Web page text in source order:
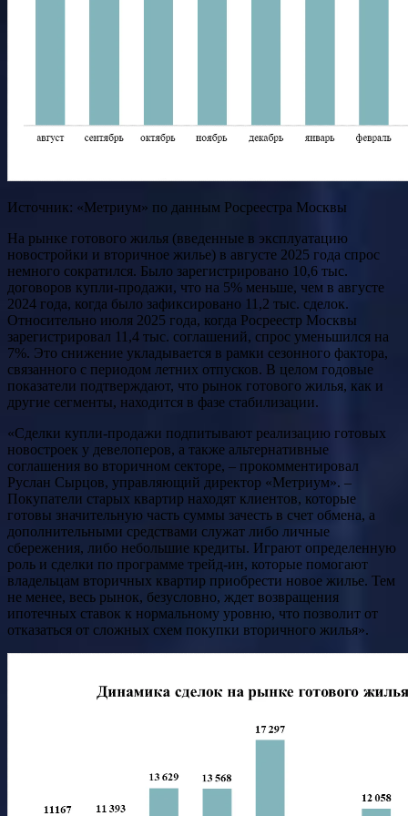
Источник: «Метриум» по данным Росреестра Москвы
На рынке готового жилья (введенные в эксплуатацию
новостройки и вторичное жилье) в августе 2025 года спрос
немного сократился. Было зарегистрировано 10,6 тыс.
договоров купли-продажи, что на 5% меньше, чем в августе
2024 года, когда было зафиксировано 11,2 тыс. сделок.
Относительно июля 2025 года, когда Росреестр Москвы
зарегистрировал 11,4 тыс. соглашений, спрос уменьшился на
7%. Это снижение укладывается в рамки сезонного фактора,
связанного с периодом летних отпусков. В целом годовые
показатели подтверждают, что рынок готового жилья, как и
другие сегменты, находится в фазе стабилизации.
«Сделки купли-продажи подпитывают реализацию готовых
новостроек у девелоперов, а также альтернативные
соглашения во вторичном секторе, – прокомментировал
Руслан Сырцов, управляющий директор «Метриум». –
Покупатели старых квартир находят клиентов, которые
готовы значительную часть суммы зачесть в счет обмена, а
дополнительными средствами служат либо личные
сбережения, либо небольшие кредиты. Играют определенную
роль и сделки по программе трейд-ин, которые помогают
владельцам вторичных квартир приобрести новое жилье. Тем
не менее, весь рынок, безусловно, ждет возвращения
ипотечных ставок к нормальному уровню, что позволит от
отказаться от сложных схем покупки вторичного жилья».